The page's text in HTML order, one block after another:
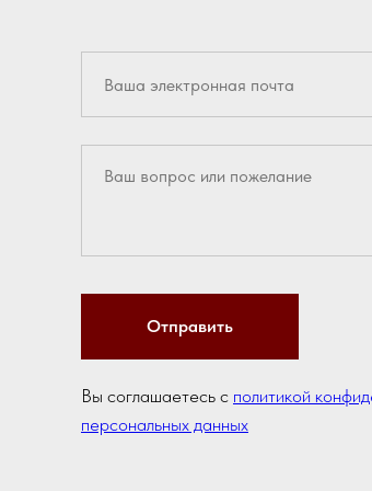
Отправить
Вы соглашаетесь с политикой
персональных данных